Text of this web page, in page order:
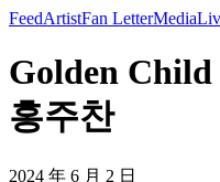
FeedArtistFan LetterMedia
Golden
홍주찬
2024 年 6 月 2 日